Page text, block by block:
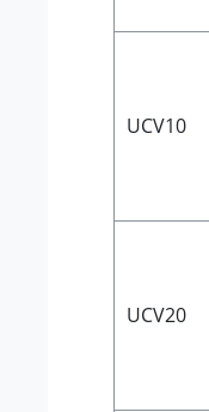
UCV10
UCV20